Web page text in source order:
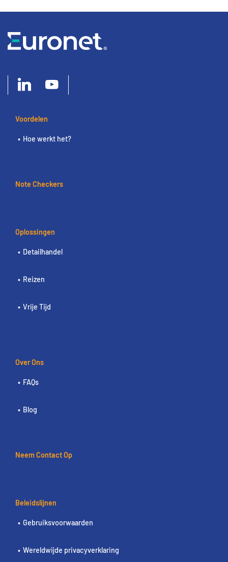
Voordelen
Hoe werkt het?
Note Checkers
Oplossingen
Detailhandel
Reizen
Vrije Tijd
Over Ons
FAQs
Blog
Neem Contact Op
Beleidslijnen
Gebruiksvoorwaarden
Wereldwijde privacyverklaring